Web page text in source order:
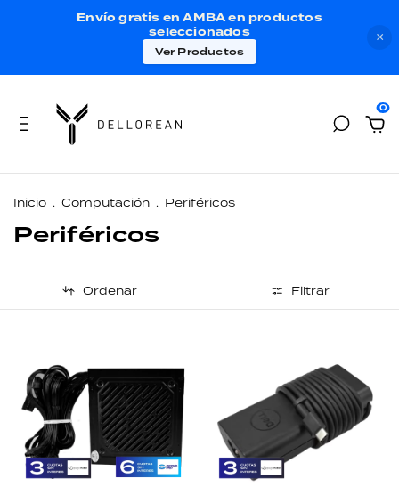
×
Envío gratis en AMBA en productos
seleccionados
Ver Productos
0
Inicio . Computación . Periféricos
Periféricos
Ordenar Filtrar